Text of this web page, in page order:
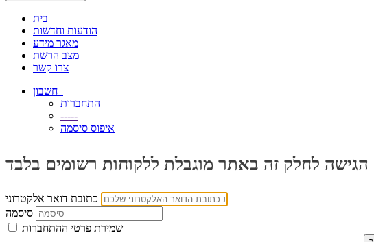
בית
הודעות וחדשות
מאגר מידע
מצב הרשת
צרו קשר
התחברות
-----
איפוס סיסמה
הגישה לחלק זה באתר מוגבלת ללקוחות רשומים בלבד
כתובת דואר אלקטרוני
סיסמה
שמירת פרטי ההתחברות